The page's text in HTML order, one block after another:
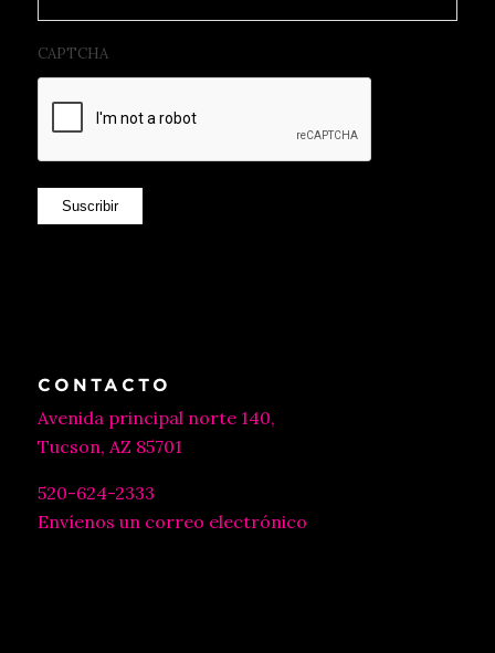
CAPTCHA
Suscribir
CONTACTO
Avenida principal norte 140,
Tucson, AZ 85701
520-624-2333
Envíenos un correo electrónico